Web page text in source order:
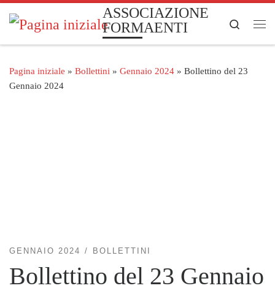
Passa al contenuto
ASSOCIAZIONE
FORMAENTI
Search
Pagina iniziale » Bollettini » Gennaio 2024 » Bollettino del 23
Gennaio 2024
GENNAIO 2024 BOLLETTINI
Bollettino del 23 Gennaio